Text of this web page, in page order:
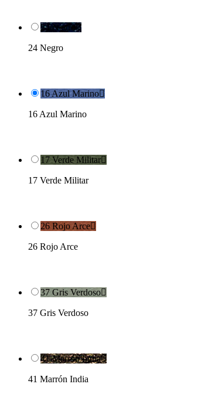
24 Negro
24 Negro
16 Azul Marino
16 Azul Marino
17 Verde Militar
17 Verde Militar
26 Rojo Arce
26 Rojo Arce
37 Gris Verdoso
37 Gris Verdoso
41 Marrón India
41 Marrón India